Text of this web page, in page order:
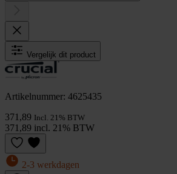
Vergelijk dit product
Artikelnummer: 4625435
371,89 Incl. 21% BTW
371,89 incl. 21% BTW
2-3 werkdagen